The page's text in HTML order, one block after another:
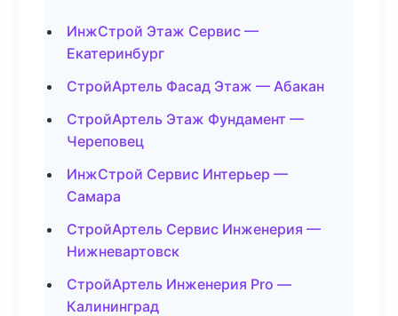
ИнжСтрой Этаж Сервис —
Екатеринбург
СтройАртель Фасад Этаж — Абакан
СтройАртель Этаж Фундамент —
Череповец
ИнжСтрой Сервис Интерьер —
Самара
СтройАртель Сервис Инженерия —
Нижневартовск
СтройАртель Инженерия Pro —
Калининград